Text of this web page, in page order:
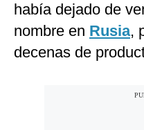
había dejado de
nombre en Rusia,
decenas de